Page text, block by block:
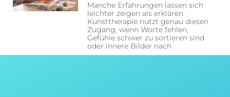
Manche Erfahrungen lassen sich
leichter zeigen als erklären.
Kunsttherapie nutzt genau diesen
Zugang, wenn Worte fehlen,
Gefühle schwer zu sortieren sind
oder innere Bilder nach